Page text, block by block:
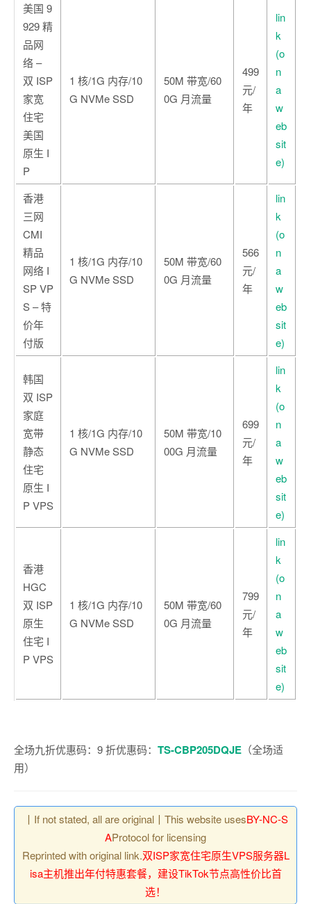
美国 9
929 精
品网
络 –
双 ISP
家宽
住宅
美国
原生 I
P
1 核/1G 内存/10
G NVMe SSD
50M 带宽/60
0G 月流量
499
元/
年
lin
k
(o
n
a
w
eb
sit
e)
香港
三网
CMI
精品
网络 I
SP VP
S – 特
价年
付版
1 核/1G 内存/10
G NVMe SSD
50M 带宽/60
0G 月流量
566
元/
年
lin
k
(o
n
a
w
eb
sit
e)
韩国
双 ISP
家庭
宽带
静态
住宅
原生 I
P VPS
1 核/1G 内存/10
G NVMe SSD
50M 带宽/10
00G 月流量
699
元/
年
lin
k
(o
n
a
w
eb
sit
e)
香港
HGC
双 ISP
原生
住宅 I
P VPS
1 核/1G 内存/10
G NVMe SSD
50M 带宽/60
0G 月流量
799
元/
年
lin
k
(o
n
a
w
eb
sit
e)
全场九折优惠码：9 折优惠码： TS-CBP205DQJE （全场适
用）
丨If not stated, all are original丨This website usesBY-NC-S
AProtocol for licensing
Reprinted with original link.双ISP家宽住宅原生VPS服务器L
isa主机推出年付特惠套餐，建设TikTok节点高性价比首
选！